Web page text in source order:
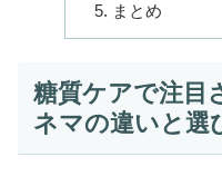
まとめ
糖質ケアで注目
ネマの違いと選